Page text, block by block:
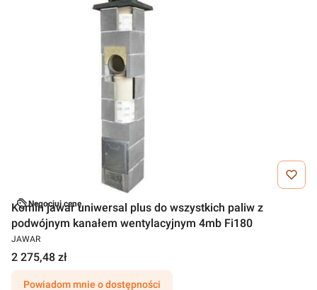
Negocjuj cenę
Komin jawar uniwersal plus do wszystkich paliw z
podwójnym kanałem wentylacyjnym 4mb Fi180
JAWAR
2 275,48 zł
Powiadom mnie o dostępności